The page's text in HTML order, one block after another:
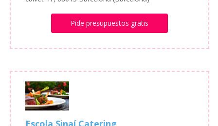
Pide presupuestos gratis
Escola Sinaí Catering